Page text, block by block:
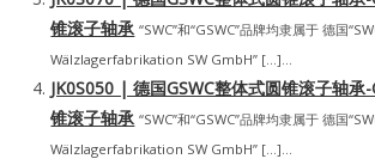
锥滚子轴承 “SWC”和“GSWC”品牌均隶属于 德国
Wälzlagerfabrikation SW GmbH” […]...
JK0S050 | 德国GSWC整体式圆锥滚子轴承
锥滚子轴承 “SWC”和“GSWC”品牌均隶属于 德国
Wälzlagerfabrikation SW GmbH” […]...